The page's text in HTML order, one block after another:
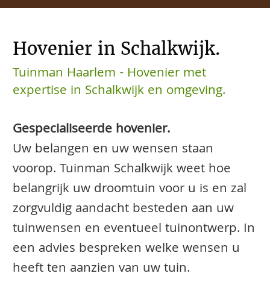
Hovenier in Schalkwijk.
Tuinman Haarlem - Hovenier met
expertise in Schalkwijk en omgeving.
Gespecialiseerde hovenier.
Uw belangen en uw wensen staan
voorop. Tuinman Schalkwijk weet hoe
belangrijk uw droomtuin voor u is en zal
zorgvuldig aandacht besteden aan uw
tuinwensen en eventueel tuinontwerp. In
een advies bespreken welke wensen u
heeft ten aanzien van uw tuin.